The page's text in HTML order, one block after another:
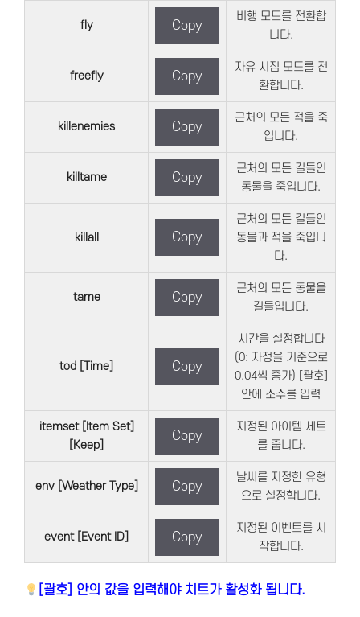
fly Copy
비행 모드를 전환합
니다.
freefly Copy
자유 시점 모드를 전
환합니다.
killenemies Copy
근처의 모든 적을 죽
입니다.
killtame Copy
근처의 모든 길들인
동물을 죽입니다.
killall Copy
근처의 모든 길들인
동물과 적을 죽입니
다.
tame Copy
근처의 모든 동물을
길들입니다.
tod [Time] Copy
시간을 설정합니다
(0: 자정을 기준으로
0.04씩 증가) [괄호]
안에 소수를 입력
itemset [Item Set]
[Keep]
Copy
지정된 아이템 세트
를 줍니다.
env [Weather Type] Copy
날씨를 지정한 유형
으로 설정합니다.
event [Event ID] Copy
지정된 이벤트를 시
작합니다.
[괄호] 안의 값을 입력해야 치트가 활성화 됩니다.